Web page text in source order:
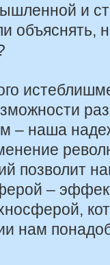
и
объяснять,
– наша
позволит
–
нам